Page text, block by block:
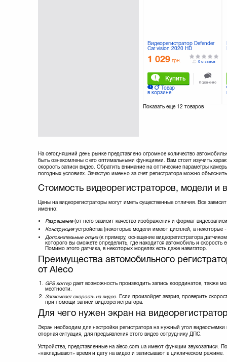
Видеорегистратор Defender
Car vision 2020 HD
1 029 грн.
Купить
Товар
в корзине
0 отзывов
К сравнению
Показать еще12 товаров
На сегодняшний день рынке представлено огромное количество
быть ознакомлены с его оптимальными функциями. Вам стоит изучить
скорость записи видео. Обратить внимание на оптические параметры
погодных условиях. Зачастую именно за счет регистратора можно
Стоимость видеорегистраторов, модели и
Цены на видеорегистраторы могут иметь существенные отличия. Все
именно:
Разрешение(от него зависит качество изображения и формат
Конструкцияустройства (некоторые модели имеют дисплей, а некоторые -
Дополнительные опции(к примеру, оснащение видеорегистратора
которого вы сможете определить, где находится автомобиль и скорость
Помимо этого датчика, в некоторых моделях есть даже навигатор.
Преимущества автомобильного
от Aleco
GPS логгердает возможность производить запись координатов, также
местности.
Записывает скорость на видео. Если произойдет авария, проверить
при помощи записи видеорегистратора.
Для чего нужен экран на
Экран необходим для настройки регистратора на нужный угол видеосъемки
спорная ситуация, для предъявления этого видео сотруднику ДПС.
Устройства, представленные на aleco.com.ua имеют функции звукозаписи.
«накладывают» время и дату на видео и записывают в циклическом режиме.